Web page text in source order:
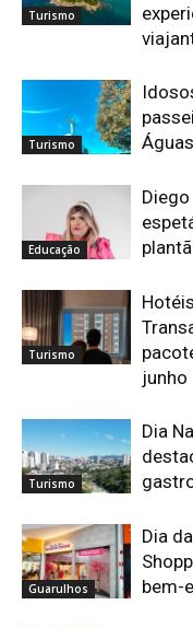
Turismo
Turismo
Educação
Turismo
junho
Turismo
Dia
Guarulhos
Dia
bem-